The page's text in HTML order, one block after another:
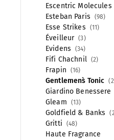
Escentric Molecules
Esteban Paris 98
Esse Strikes 11
Éveilleur 3
Evidens 34
Fifi Chachnil 2
Frapin 16
Gentlemen`s Tonic
Giardino Benessere
Gleam 13
Goldfield & Banks
Gritti 48
Haute Fragrance